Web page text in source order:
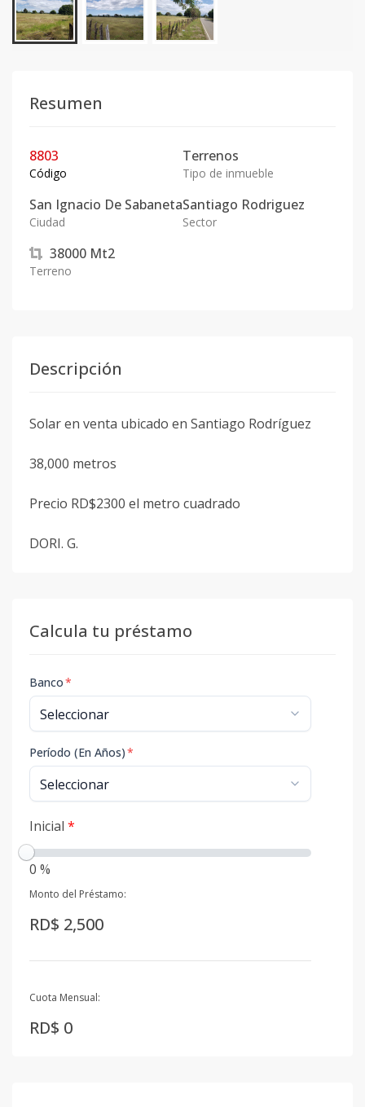
Resumen
8803
Código
Terrenos
Tipo de inmueble
San Ignacio De Sabaneta
Ciudad
Santiago Rodriguez
Sector
38000 Mt2
Terreno
Descripción
Solar en venta ubicado en Santiago Rodríguez
38,000 metros
Precio RD$2300 el metro cuadrado
DORI. G.
Calcula tu préstamo
Banco*
Período (En Años)*
Inicial *
0 %
Monto del Préstamo:
RD$ 2,500
Cuota Mensual:
RD$ 0